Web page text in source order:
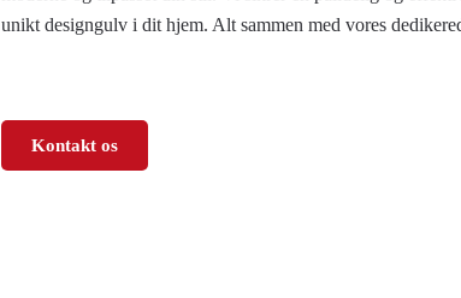
unikt designgulv i dit hjem. Alt sammen med vores
Kontakt os